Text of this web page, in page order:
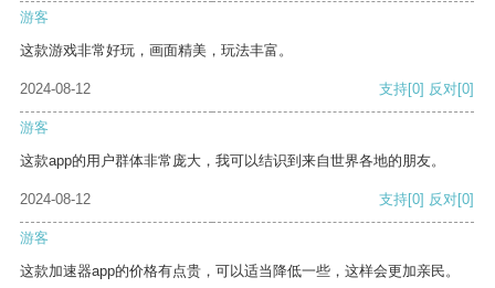
游客
这款游戏非常好玩，画面精美，玩法丰富。
2024-08-12 支持[0] 反对[0]
游客
这款app的用户群体非常庞大，我可以结识到来自世界各地的朋友。
2024-08-12 支持[0] 反对[0]
游客
这款加速器app的价格有点贵，可以适当降低一些，这样会更加亲民。